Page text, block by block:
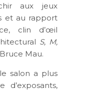
aux jeux
et au rapport
clin d’œil
S, M,
Mau.
salon a plus